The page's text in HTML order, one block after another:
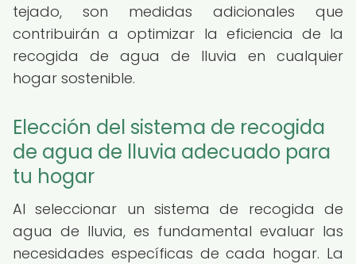
tejado, son medidas adicionales que
contribuirán a optimizar la eficiencia de la
recogida de agua de lluvia en cualquier
hogar sostenible.
Elección del sistema de recogida
de agua de lluvia adecuado para
tu hogar
Al seleccionar un sistema de recogida de
agua de lluvia, es fundamental evaluar las
necesidades específicas de cada hogar. La